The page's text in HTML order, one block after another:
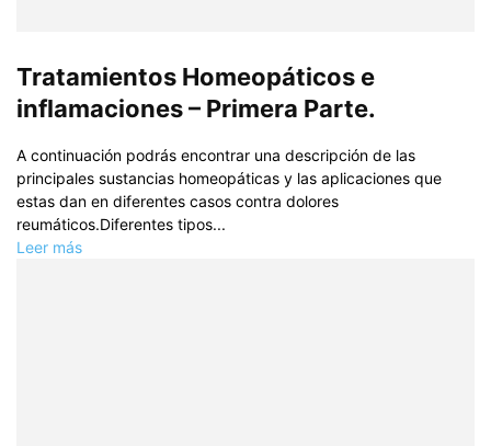
Tratamientos Homeopáticos e
inflamaciones – Primera Parte.
A continuación podrás encontrar una descripción de las
principales sustancias homeopáticas y las aplicaciones que
estas dan en diferentes casos contra dolores
reumáticos.Diferentes tipos...
Leer más